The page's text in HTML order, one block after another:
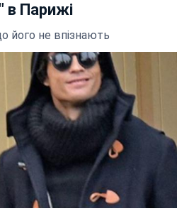
в Парижі
його не впізнають